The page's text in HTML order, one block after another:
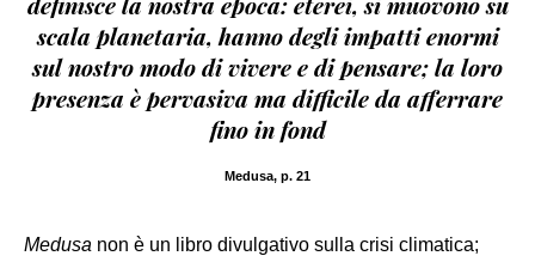
scala planetaria, hanno degli impatti enormi
sul nostro modo di vivere e di pensare; la loro
presenza è pervasiva ma difficile da afferrare
fino in fond
Medusa, p. 21
Medusa non è un libro divulgativo sulla crisi climatica;